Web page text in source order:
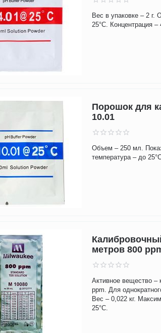
Вес в упаковке – 2
25°С. Концентрация –
Порошок для
10.01
Объем – 250 мл.
температура – до
метров 800
Активное вещество –
ppm. Для
Вес – 0,022 кг.
25°С.